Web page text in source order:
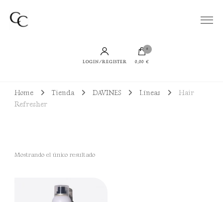
Cuidamos de tu Cabello
Todo lo que necesitas para lucir un cabello bien cuidado, sano y con productos
sostenibles
LOGIN/REGISTER
0
0,00 €
Home Tienda DAVINES Líneas
Hair
Refresher
Mostrando el único resultado